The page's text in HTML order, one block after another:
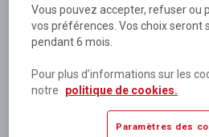
Plus de 180 personnes
à votre écoute
Plus de 80 000 références
disponibles
Expédition le jour même
si validation avant 12h
Vous pouvez accepter, refuser ou
vos préférences. Vos choix seront
pendant 6 mois.
Pour plus d’informations sur les
notre
politique de cookies.
Paramètres des